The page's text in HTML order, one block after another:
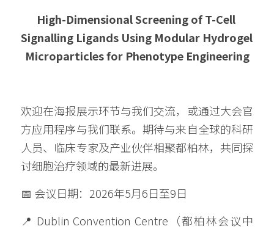
High-Dimensional Screening of T-Cell
Signalling Ligands Using Modular Hydrogel
Microparticles for Phenotype Engineering
欢迎在海报展示环节与我们交流，或通过大会官
方应用程序与我们联系。期待与来自全球的科研
人员、临床专家及产业伙伴相聚都柏林，共同探
讨细胞治疗领域的最新进展。
📅 会议日期：2026年5月6日至9日
📍 Dublin Convention Centre（都柏林会议中